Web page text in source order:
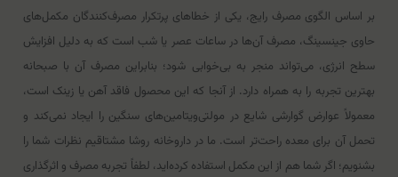
بر اساس الگوی مصرف رایج، یکی از خطاهای پرتکرار مصرف‌کنندگان مکمل‌های
حاوی جینسینگ، مصرف آن‌ها در ساعات عصر یا شب است که به دلیل افزایش
سطح انرژی، می‌تواند منجر به بی‌خوابی شود؛ بنابراین مصرف آن با صبحانه
بهترین تجربه را به همراه دارد. از آنجا که این محصول فاقد آهن یا زینک است،
معمولاً عوارض گوارشی شایع در مولتی‌ویتامین‌های سنگین را ایجاد نمی‌کند و
تحمل آن برای معده راحت‌تر است. ما در داروخانه روشا مشتاقیم نظرات شما را
بشنویم؛ اگر شما هم از این مکمل استفاده کرده‌اید، لطفاً تجربه مصرف و اثرگذاری